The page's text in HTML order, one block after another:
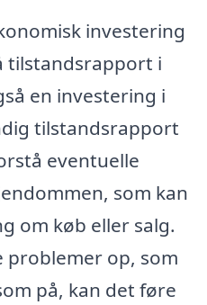
investering
tilstandsrapport i
en investering i
tilstandsrapport
eventuelle
som kan
om køb eller salg.
problemer op, som
på, kan det føre